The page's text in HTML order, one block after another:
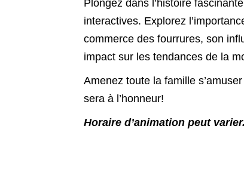
Plongez dans l’histoire
interactives. Explorez
commerce des fourrures, son
impact sur les tendances de la
Amenez toute la famille
sera à l’honneur!
Horaire d’animation peut varier.